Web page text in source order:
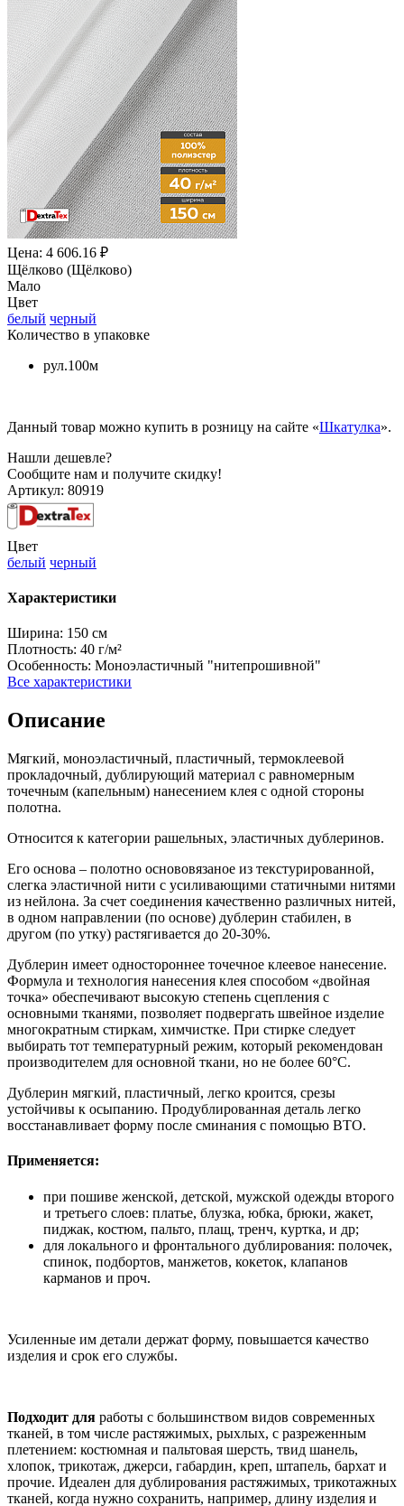
Цена: 4 606.16 ₽
Щёлково (Щёлково)
Мало
Цвет
белый черный
Количество в упаковке
рул.100м
Данный товар можно купить в розницу на сайте «Шкатулка».
Нашли дешевле?
Сообщите нам и получите скидку!
Артикул: 80919
Цвет
белый черный
Характеристики
Ширина: 150 см
Плотность: 40 г/м²
Особенность: Моноэластичный "нитепрошивной"
Все характеристики
Описание
Мягкий, моноэластичный, пластичный, термоклеевой
прокладочный, дублирующий материал с равномерным
точечным (капельным) нанесением клея с одной стороны
полотна.
Относится к категории рашельных, эластичных дублеринов.
Его основа – полотно основовязаное из текстурированной,
слегка эластичной нити с усиливающими статичными нитями
из нейлона. За счет соединения качественно различных нитей,
в одном направлении (по основе) дублерин стабилен, в
другом (по утку) растягивается до 20-30%.
Дублерин имеет одностороннее точечное клеевое нанесение.
Формула и технология нанесения клея способом «двойная
точка» обеспечивают высокую степень сцепления с
основными тканями, позволяет подвергать швейное изделие
многократным стиркам, химчистке. При стирке следует
выбирать тот температурный режим, который рекомендован
производителем для основной ткани, но не более 60°С.
Дублерин мягкий, пластичный, легко кроится, срезы
устойчивы к осыпанию. Продублированная деталь легко
восстанавливает форму после сминания с помощью ВТО.
Применяется:
при пошиве женской, детской, мужской одежды второго
и третьего слоев: платье, блузка, юбка, брюки, жакет,
пиджак, костюм, пальто, плащ, тренч, куртка, и др;
для локального и фронтального дублирования: полочек,
спинок, подбортов, манжетов, кокеток, клапанов
карманов и проч.
Усиленные им детали держат форму, повышается качество
изделия и срок его службы.
Подходит для работы с большинством видов современных
тканей, в том числе растяжимых, рыхлых, с разреженным
плетением: костюмная и пальтовая шерсть, твид шанель,
хлопок, трикотаж, джерси, габардин, креп, штапель, бархат и
прочие. Идеален для дублирования растяжимых, трикотажных
тканей, когда нужно сохранить, например, длину изделия и